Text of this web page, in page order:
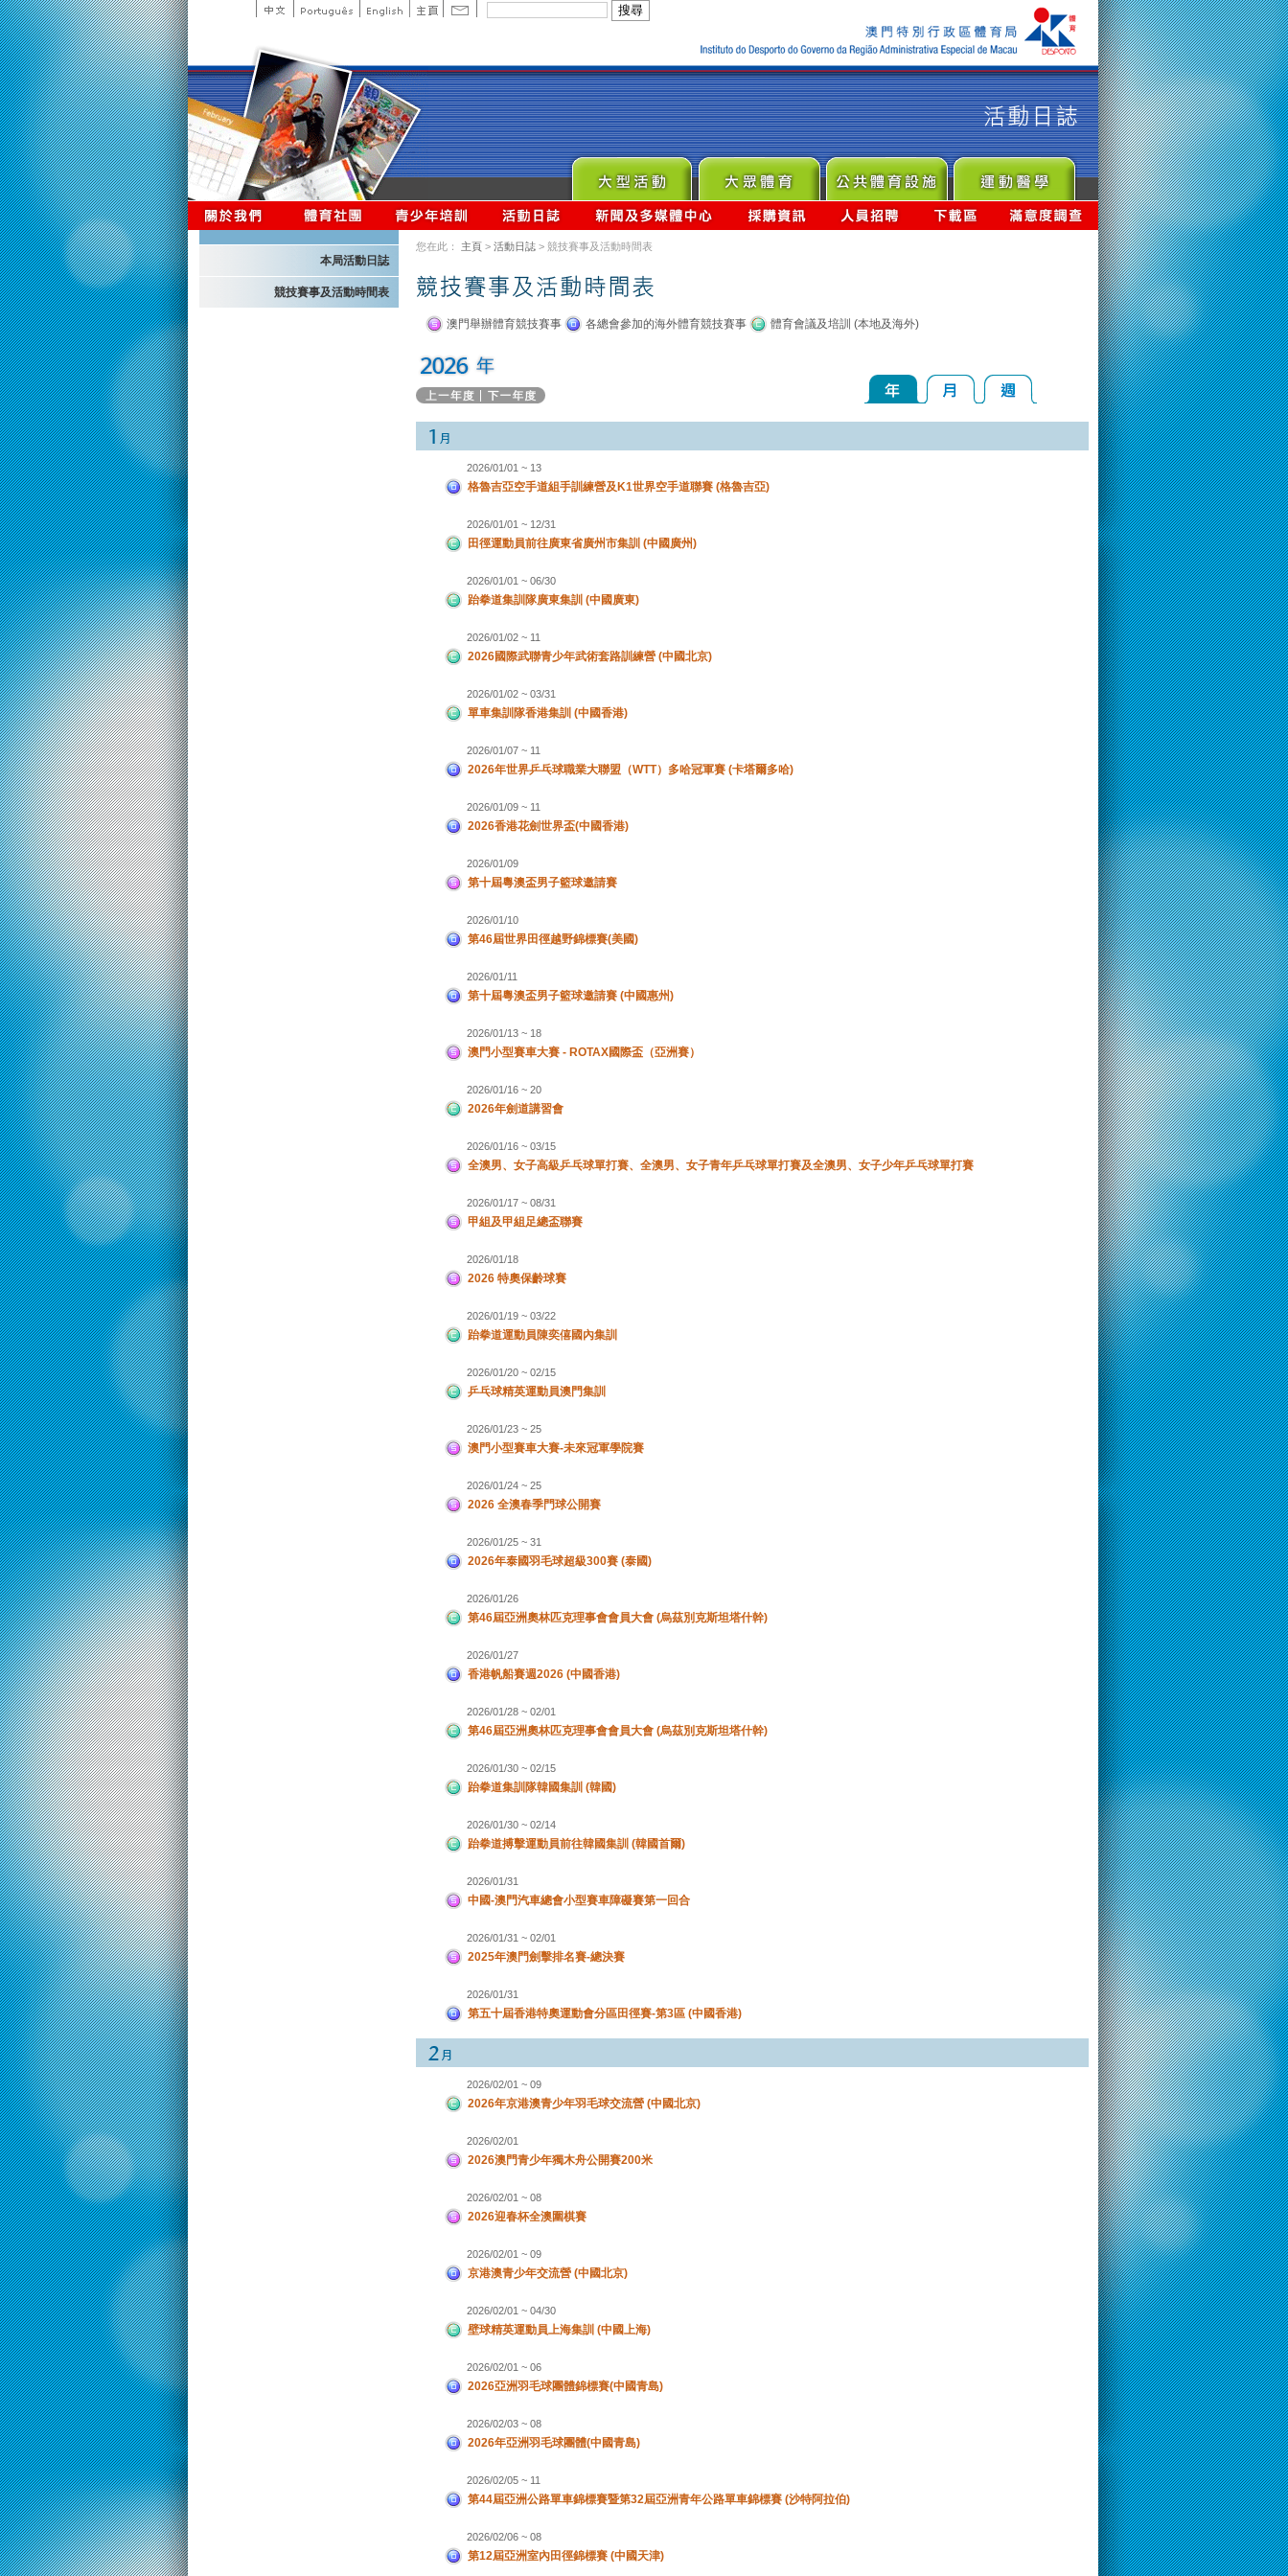
本局活動日誌
競技賽事及活動時間表
您在此： 主頁 > 活動日誌 > 競技賽事及活動時間表
澳門舉辦體育競技賽事 各總會參加的海外體育競技賽事 體育會議及培訓 (本地及海外)
2026/01/01 ~ 13
格魯吉亞空手道組手訓練營及K1世界空手道聯賽 (格魯吉亞)
2026/01/01 ~ 12/31
田徑運動員前往廣東省廣州市集訓 (中國廣州)
2026/01/01 ~ 06/30
跆拳道集訓隊廣東集訓 (中國廣東)
2026/01/02 ~ 11
2026國際武聯青少年武術套路訓練營 (中國北京)
2026/01/02 ~ 03/31
單車集訓隊香港集訓 (中國香港)
2026/01/07 ~ 11
2026年世界乒乓球職業大聯盟（WTT）多哈冠軍賽 (卡塔爾多哈)
2026/01/09 ~ 11
2026香港花劍世界盃(中國香港)
2026/01/09
第十屆粵澳盃男子籃球邀請賽
2026/01/10
第46屆世界田徑越野錦標賽(美國)
2026/01/11
第十屆粵澳盃男子籃球邀請賽 (中國惠州)
2026/01/13 ~ 18
澳門小型賽車大賽 - ROTAX國際盃（亞洲賽）
2026/01/16 ~ 20
2026年劍道講習會
2026/01/16 ~ 03/15
全澳男、女子高級乒乓球單打賽、全澳男、女子青年乒乓球單打賽及全澳男、女子少年乒乓球單打賽
2026/01/17 ~ 08/31
甲組及甲組足總盃聯賽
2026/01/18
2026 特奧保齡球賽
2026/01/19 ~ 03/22
跆拳道運動員陳奕僖國內集訓
2026/01/20 ~ 02/15
乒乓球精英運動員澳門集訓
2026/01/23 ~ 25
澳門小型賽車大賽-未來冠軍學院賽
2026/01/24 ~ 25
2026 全澳春季門球公開賽
2026/01/25 ~ 31
2026年泰國羽毛球超級300賽 (泰國)
2026/01/26
第46屆亞洲奧林匹克理事會會員大會 (烏茲別克斯坦塔什幹)
2026/01/27
香港帆船賽週2026 (中國香港)
2026/01/28 ~ 02/01
第46屆亞洲奧林匹克理事會會員大會 (烏茲別克斯坦塔什幹)
2026/01/30 ~ 02/15
跆拳道集訓隊韓國集訓 (韓國)
2026/01/30 ~ 02/14
跆拳道搏擊運動員前往韓國集訓 (韓國首爾)
2026/01/31
中國-澳門汽車總會小型賽車障礙賽第一回合
2026/01/31 ~ 02/01
2025年澳門劍擊排名賽-總決賽
2026/01/31
第五十屆香港特奧運動會分區田徑賽-第3區 (中國香港)
2026/02/01 ~ 09
2026年京港澳青少年羽毛球交流營 (中國北京)
2026/02/01
2026澳門青少年獨木舟公開賽200米
2026/02/01 ~ 08
2026迎春杯全澳圍棋賽
2026/02/01 ~ 09
京港澳青少年交流營 (中國北京)
2026/02/01 ~ 04/30
壁球精英運動員上海集訓 (中國上海)
2026/02/01 ~ 06
2026亞洲羽毛球團體錦標賽(中國青島)
2026/02/03 ~ 08
2026年亞洲羽毛球團體(中國青島)
2026/02/05 ~ 11
第44屆亞洲公路單車錦標賽暨第32屆亞洲青年公路單車錦標賽 (沙特阿拉伯)
2026/02/06 ~ 08
第12屆亞洲室內田徑錦標賽 (中國天津)